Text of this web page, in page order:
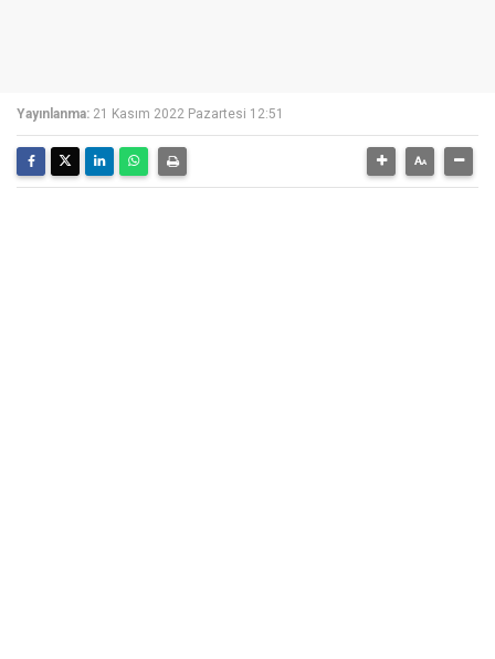
Yayınlanma: 21 Kasım 2022 Pazartesi 12:51